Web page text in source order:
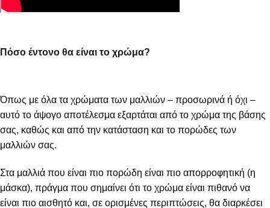
Πόσο έντονο θα είναι το χρώμα?
Όπως με όλα τα χρώματα των μαλλιών – προσωρινά ή όχι –
αυτό το άψογο αποτέλεσμα εξαρτάται από το χρώμα της βάσης
σας, καθώς και από την κατάσταση και το πορώδες των
μαλλιών σας.
Στα μαλλιά που είναι πιο πορώδη είναι πιο απορροφητική (η
μάσκα), πράγμα που σημαίνει ότι το χρώμα είναι πιθανό να
είναι πιο αισθητό και, σε ορισμένες περιπτώσεις, θα διαρκέσει